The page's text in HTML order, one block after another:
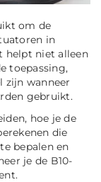
om de
in
helpt niet alleen
toepassing,
zijn wanneer
gebruikt.
hoe je de
die
bepalen en
je de B10-